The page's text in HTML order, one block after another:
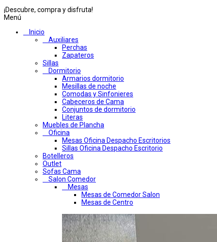
¡Descubre, compra y disfruta!
Menú
Inicio
Auxiliares
Perchas
Zapateros
Sillas
Dormitorio
Armarios dormitorio
Mesillas de noche
Comodas y Sinfonieres
Cabeceros de Cama
Conjuntos de dormitorio
Literas
Muebles de Plancha
Oficina
Mesas Oficina Despacho Escritorios
Sillas Oficina Despacho Escritorio
Botelleros
Outlet
Sofas Cama
Salon Comedor
Mesas
Mesas de Comedor Salon
Mesas de Centro